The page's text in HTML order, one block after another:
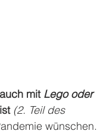
mit Lego oder
(2. Teil des
wünschen.